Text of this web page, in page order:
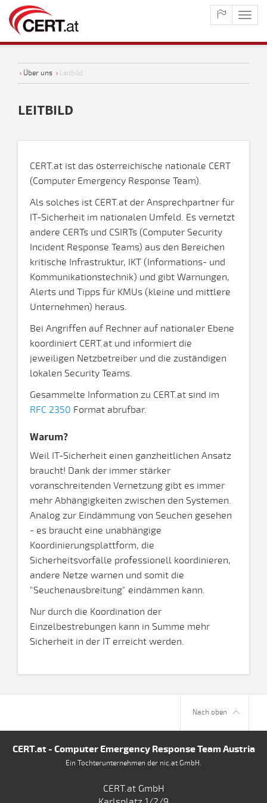
› Über uns › Leitbild
LEITBILD
CERT.at ist das österreichische nationale CERT
(Computer Emergency Response Team).
Als solches ist CERT.at der Ansprechpartner für
IT-Sicherheit im nationalen Umfeld. Es vernetzt
andere CERTs und CSIRTs (Computer Security
Incident Response Teams) aus den Bereichen
kritische Infrastruktur, IKT (Informations- und
Kommunikationstechnik) und gibt Warnungen,
Alerts und Tipps für KMUs (kleine und mittlere
Unternehmen) heraus.
Bei Angriffen auf Rechner auf nationaler Ebene
koordiniert CERT.at und informiert die
jeweiligen Netzbetreiber und die zuständigen
lokalen Security Teams.
Gesammelte Information zu CERT.at sind im
RFC 2350 Format abrufbar.
Warum?
Weil IT-Sicherheit einen ganzheitlichen Ansatz
braucht! Dank der immer stärker
voranschreitenden Vernetzung gibt es immer
mehr Abhängigkeiten zwischen den Systemen.
Analog zur Eindämmung von Seuchen gesehen
- es braucht eine unabhängige
Koordinierungsplattform, die
Sicherheitsvorfälle professionell koordinieren,
andere Netze warnen und somit die
"Seuchenausbreitung" eindämmen kann.
Nur durch die Koordination der
Einzelbestrebungen kann in Summe mehr
Sicherheit in der IT erreicht werden.
Nach oben
CERT.at - Computer Emergency Response Team Austria
Ein Tochterunternehmen der nic.at GmbH.
CERT.at GmbH